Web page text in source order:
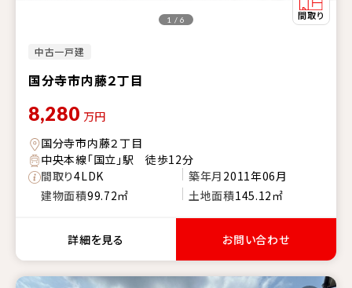
中古一戸建
国分寺市内藤２丁目
1 / 6
8,280 万円
国分寺市内藤２丁目
中央本線「国立」駅 徒歩12分
間取り4LDK 築年月 2011年06月
建物面積99.72㎡ 土地面積145.12㎡
詳細を見る お問い合わせ